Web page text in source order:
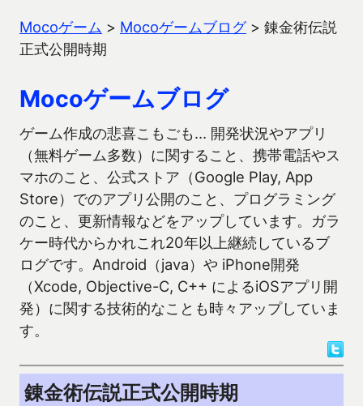
Mocoゲーム > Mocoゲームブログ> 錬金術伝説
正式公開時期
Mocoゲームブログ
ゲーム作成の悲喜こもごも… 開発状況やアプリ
（無料ゲーム多数）に関すること、携帯電話やス
マホのこと、公式ストア（Google Play, App
Store）でのアプリ公開のこと、プログラミング
のこと、更新情報などをアップしています。ガラ
ケー時代からかれこれ20年以上継続しているブ
ログです。Android（java）や iPhone開発
（Xcode, Objective-C, C++ によるiOSアプリ開
発）に関する技術的なことも時々アップしていま
す。
錬金術伝説正式公開時期